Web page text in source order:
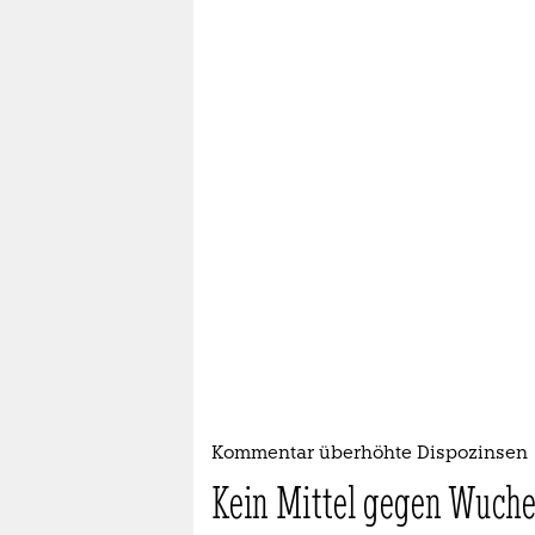
Kommentar überhöhte Dispozinsen
Kein Mittel gegen